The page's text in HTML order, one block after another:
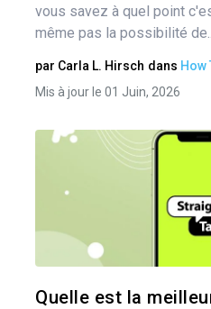
vous savez à quel point
même pas la possibilité
par Carla L. Hirsch dans How
Mis à jour le 01 Juin, 2026
Quelle est la